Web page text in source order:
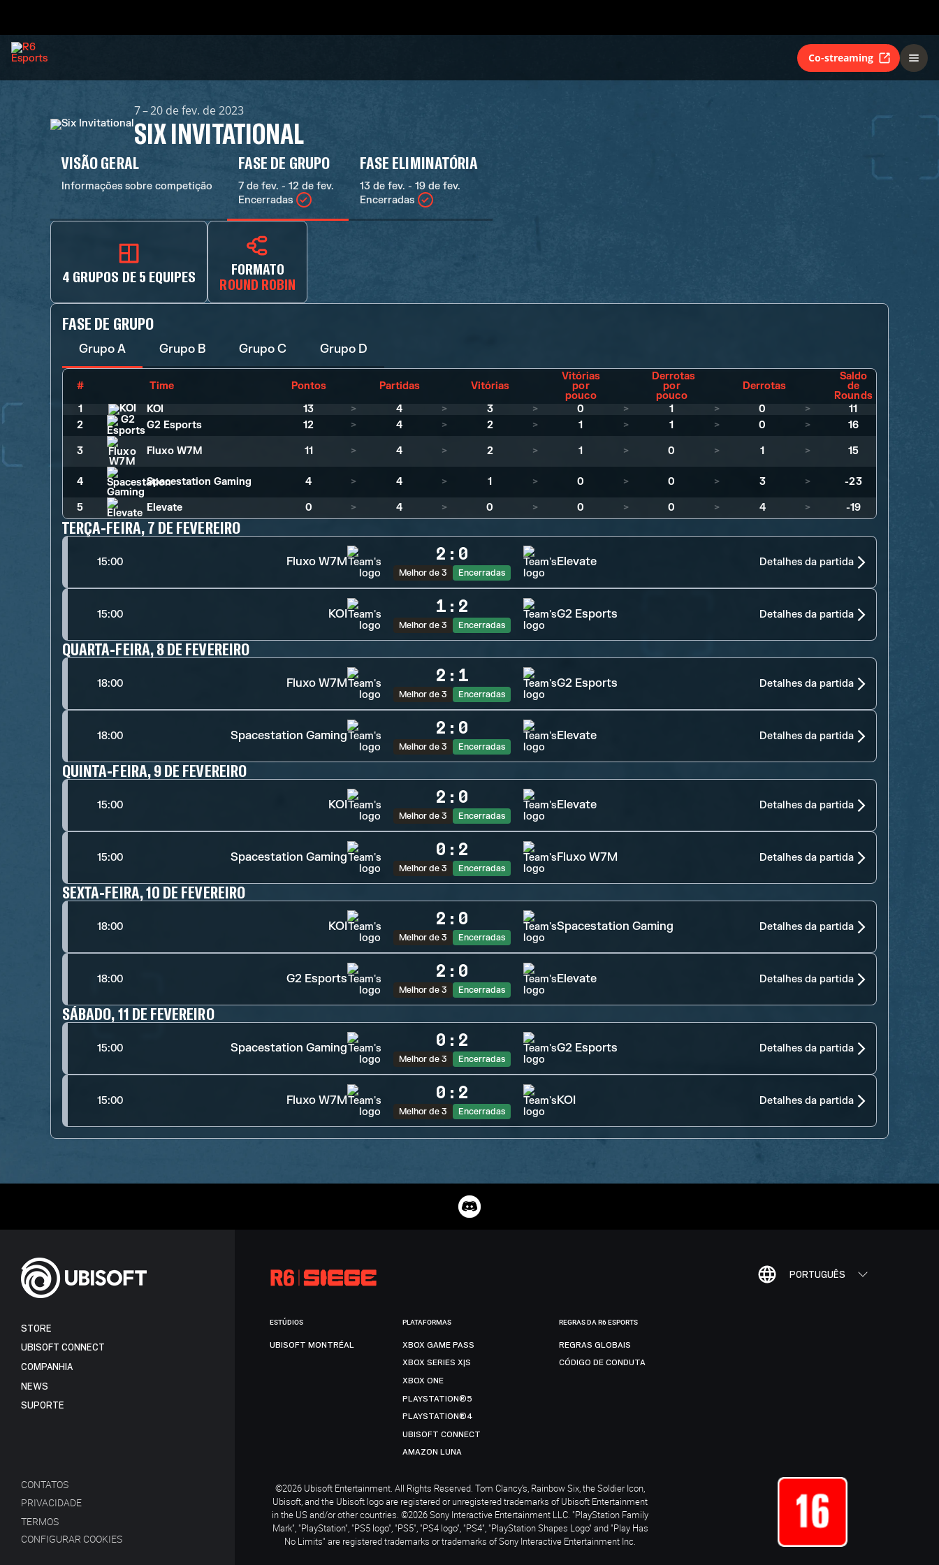
Co-streaming
7 – 20 de fev. de 2023
SIX INVITATIONAL
VISÃO GERAL
Informações sobre competição
FASE DE GRUPO
7 de fev. - 12 de fev.
Encerradas
FASE ELIMINATÓRIA
13 de fev. - 19 de fev.
Encerradas
4 GRUPOS DE 5 EQUIPES
FORMATO
ROUND ROBIN
FASE DE GRUPO
Grupo A Grupo B Grupo C Grupo D
# Time Pontos Partidas Vitórias
Vitórias
por
pouco
Derrotas
por
pouco
Derrotas
Saldo
de
Rounds
1
KOI 13 > 4 > 3 > 0 > 1 > 0 >
11
2
G2 Esports 12 > 4 > 2 > 1 > 1 > 0 > 16
3 Fluxo W7M 11 > 4 > 2 > 1 > 0 > 1 > 15
4 Spacestation Gaming 4 > 4 > 1 > 0 > 0 > 3 > -23
5 Elevate 0 > 4 > 0 > 0 > 0 > 4 > -19
TERÇA-FEIRA, 7 DE FEVEREIRO
15:00 Fluxo W7M 2 : 0
Melhor de 3 Encerradas
Elevate Detalhes da partida
15:00 KOI 1 : 2
Melhor de 3 Encerradas
G2 Esports Detalhes da partida
QUARTA-FEIRA, 8 DE FEVEREIRO
18:00 Fluxo W7M 2 : 1
Melhor de 3 Encerradas
G2 Esports Detalhes da partida
18:00 Spacestation Gaming 2 : 0
Melhor de 3 Encerradas
Elevate Detalhes da partida
QUINTA-FEIRA, 9 DE FEVEREIRO
15:00 KOI 2 : 0
Melhor de 3 Encerradas
Elevate Detalhes da partida
15:00 Spacestation Gaming 0 : 2
Melhor de 3 Encerradas
Fluxo W7M Detalhes da partida
SEXTA-FEIRA, 10 DE FEVEREIRO
18:00 KOI 2 : 0
Melhor de 3 Encerradas
Spacestation Gaming Detalhes da partida
18:00 G2 Esports 2 : 0
Melhor de 3 Encerradas
Elevate Detalhes da partida
SÁBADO, 11 DE FEVEREIRO
15:00 Spacestation Gaming 0 : 2
Melhor de 3 Encerradas
G2 Esports Detalhes da partida
15:00 Fluxo W7M 0 : 2
Melhor de 3 Encerradas
KOI Detalhes da partida
PORTUGUÊS
STORE
UBISOFT CONNECT
COMPANHIA
NEWS
SUPORTE
CONTATOS
PRIVACIDADE
TERMOS
CONFIGURAR COOKIES
ESTÚDIOS
UBISOFT MONTRÉAL
PLATAFORMAS
XBOX GAME PASS
XBOX SERIES X|S
XBOX ONE
PLAYSTATION®5
PLAYSTATION®4
UBISOFT CONNECT
AMAZON LUNA
REGRAS DA R6 ESPORTS
REGRAS GLOBAIS
CÓDIGO DE CONDUTA
©2026 Ubisoft Entertainment. All Rights Reserved. Tom Clancy’s, Rainbow Six, the Soldier Icon,
Ubisoft, and the Ubisoft logo are registered or unregistered trademarks of Ubisoft Entertainment
in the US and/or other countries. ©2026 Sony Interactive Entertainment LLC. "PlayStation Family
Mark", "PlayStation", "PS5 logo", "PS5", "PS4 logo", "PS4", "PlayStation Shapes Logo" and "Play Has
No Limits" are registered trademarks or trademarks of Sony Interactive Entertainment Inc.